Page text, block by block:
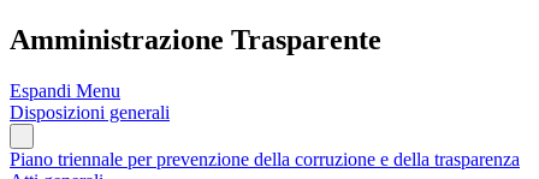
Amministrazione Trasparente
Espandi Menu
Disposizioni generali
Piano triennale per prevenzione della corruzione e della trasparenza